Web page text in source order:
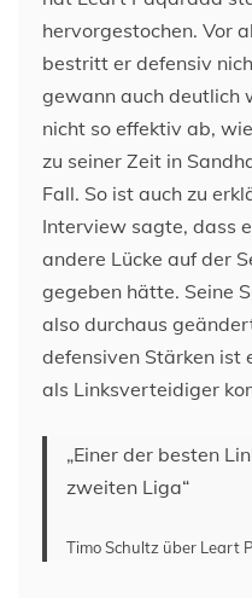
hervorgestochen. Vor
bestritt er defensiv
gewann auch deutlich
nicht so effektiv ab,
zu seiner Zeit in
Fall. So ist auch zu
Interview sagte, dass
andere Lücke auf der
gegeben hätte. Seine
also durchaus
defensiven Stärken ist
als Linksverteidiger
„Einer der besten
zweiten Liga“
Timo Schultz über Leart